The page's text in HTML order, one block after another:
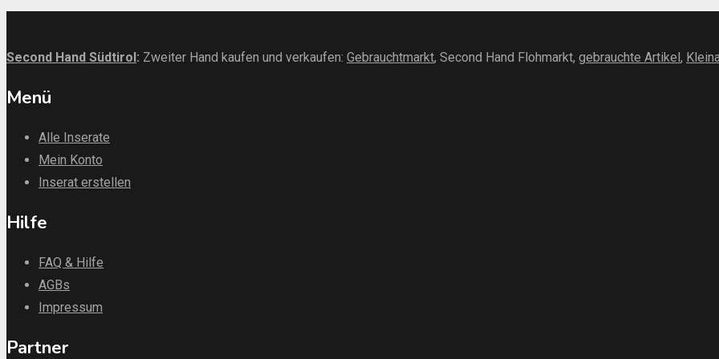
Second Hand Südtirol: Zweiter Hand kaufen und verkaufen: Gebrauchtmarkt, Second Hand Flohmarkt, gebrauchte Artikel,
Menü
Alle Inserate
Mein Konto
Inserat erstellen
Hilfe
FAQ & Hilfe
AGBs
Impressum
Partner